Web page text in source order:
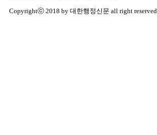
Copyrightⓒ 2018 by 대한행정신문 all right reserved.